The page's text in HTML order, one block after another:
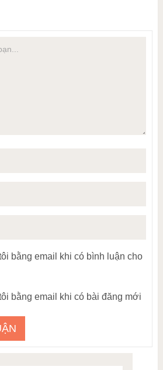
bằng email khi có bình luận cho
bằng email khi có bài đăng mới